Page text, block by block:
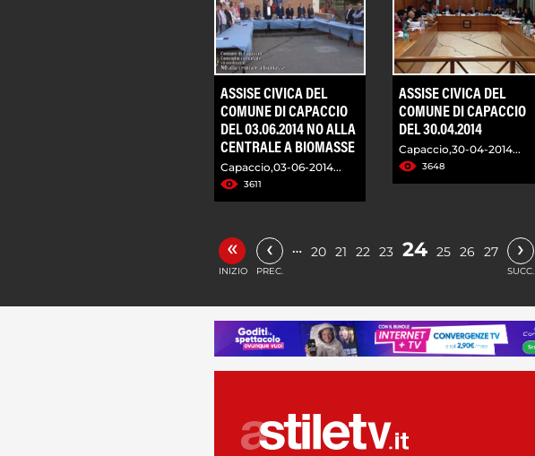
ASSISE CIVICA DEL
COMUNE DI CAPACCIO
DEL 03.06.2014 NO ALLA
CENTRALE A BIOMASSE
Capaccio,03-06-2014...
3611
ASSISE CIVICA DEL
COMUNE DI CAPACCIO
DEL 30.04.2014
Capaccio,30-04-2014...
3648
«
INIZIO
‹
PREC.
… 20 21 22 23 24 25 26 27 ›
SUCC.